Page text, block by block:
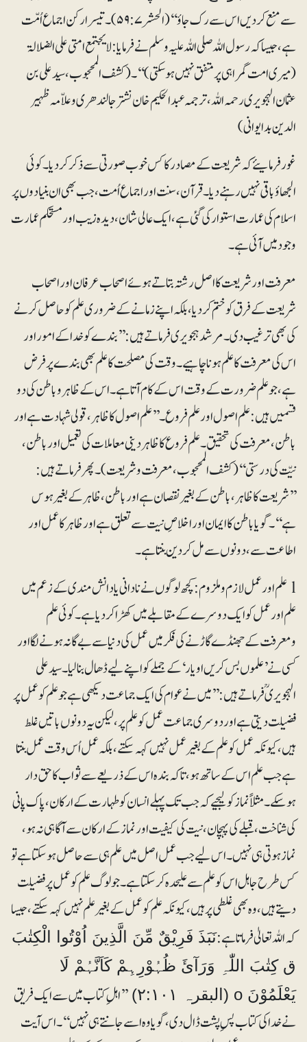
سے منع کردیں اس سے رک جاؤ‘‘ (الحشر ۵۹:۷)۔ تیسرا رکن اجماع اُمّت
ہے، جیسا کہ رسول اللہ صلی اللہ علیہ وسلم نے فرمایا: لا یجتمع امتی علی الضلالۃ
(میری امت گمراہی پر متفق نہیں ہوسکتی)‘‘۔ (کشف المحجوب، سید علی بن
عثمان الہجویری رحمہ اللہ ، ترجمہ عبدالحکیم خان نشتر جالندھری وعلاّمہ ظہیر
الدین بدایوانی)
غور فرمایئے کہ شریعت کے مصادر کا کس خوب صورتی سے ذکر کردیا۔ کوئی
الجھاؤ باقی نہیں رہنے دیا ۔ قرآن، سنت اور اجماع اُمت، جب بھی ان بنیادوں پر
اسلام کی عمارت استوار کی گئی ہے، ایک عالی شان، دیدہ زیب اور مستحکم عمارت
وجود میں آئی ہے۔
معرفت اور شریعت کا اصل رشتہ بتاتے ہوئے اصحاب عرفان اور اصحاب
شریعت کے فرق کو ختم کردیا، بلکہ اپنے زمانے کے ضروری علم کو حاصل کرنے
کی بھی ترغیب دی۔ مرشدہجویری فرماتے ہیں: ’’بندے کو خدا کے امور اور
اس کی معرفت کا علم ہونا چاہیے۔ وقت کی مصلحت کا علم بھی بندے پر فرض
ہے، جو علم ضرورت کے وقت اس کے کام آتا ہے۔ اس کے ظاہر وباطن کی دو
قسمیں ہیں: علم اصول اور علم فروع۔ ’’علم اصول کا ظاہر ،قولی شہادت ہے اور
باطن، معرفت کی تحقیق۔ علم فروع کا ظاہر دینی معاملات کی تعمیل اور باطن،
نیّت کی درستی‘‘ (کشف المحجوب، معرفت وشریعت)۔ پھر فرماتے ہیں:
’’شریعت کا ظاہر ، باطن کے بغیر نقصان ہے اور باطن، ظاہر کے بغیر ہوس
ہے‘‘۔ گویا باطن کا ایمان اور اخلاصِ نیت سے تعلق ہے اور ظاہر کا عمل اور
اطاعت سے، دونوں سے مل کر دین بنتا ہے۔
l علم اور عمل لازم و ملزوم: کچھ لوگوں نے نادانی یا دانش مندی کے زعم میں
علم اور عمل کو ایک دوسرے کے مقابلے میں کھڑا کردیا ہے۔ کوئی علم
ومعرفت کے جھنڈے گاڑنے کی فکر میں عمل کی دنیا سے بے گانہ ہونے لگا اور
کسی نے ’علموں بس کریں او یار‘ کے جملے کو اپنے لیے ڈھال بنالیا۔ سید علی
الہجویریؒ فرماتے ہیں: ’’میں نے عوام کی ایک جماعت دیکھی ہے جو علم کو عمل پر
فضیلت دیتی ہے اور دوسری جماعت عمل کو علم پر، لیکن یہ دونوں باتیں غلط
ہیں، کیونکہ عمل کو علم کے بغیر عمل نہیں کہہ سکتے، بلکہ عمل اُس وقت عمل بنتا
ہے جب علم اس کے ساتھ ہو،تا کہ بندہ اس کے ذریعے سے ثواب کا حق دار
ہوسکے۔ مثلاً نماز کو لیجیے کہ جب تک پہلے انسان کو طہارت کے ارکان، پاک پانی
کی شناخت، قبلے کی پہچان، نیت کی کیفیت اور نماز کے ارکان سے آگاہی نہ ہو،
نماز ہوتی ہی نہیں۔ اس لیے جب عمل اصل میں علم ہی سے حاصل ہوسکتا ہے تو
کس طرح جاہل اس کو علم سے علیحدہ کرسکتا ہے۔ جو لوگ علم کو عمل پر فضیلت
دیتے ہیں، وہ بھی غلطی پر ہیں، کیونکہ علم کو عمل کے بغیر علم نہیں کہہ سکتے، جیسا
کہ اللہ تعالیٰ فرماتا ہے:نَبَذَ فَرِیْقٌ مِّنَ الَّذِینَ اُوْتُوا الْکِتٰبَ
ق کِتٰبَ اللّٰہِ وَرَآئَ ظُہُوْرِہِمْ کَاَنَّہُمْ لَا
یَعْلَمُوْنَ o (البقرہ ۲:۱۰۱)
’’اہلِ کتاب میں سے ایک فریق
نے خدا کی کتاب پسِ پشت ڈال دی ، گویا وہ اسے جانتے ہی نہیں‘‘۔ اس آیت